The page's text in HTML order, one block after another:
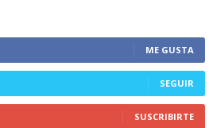
ME GUSTA
SEGUIR
SUSCRIBIRTE